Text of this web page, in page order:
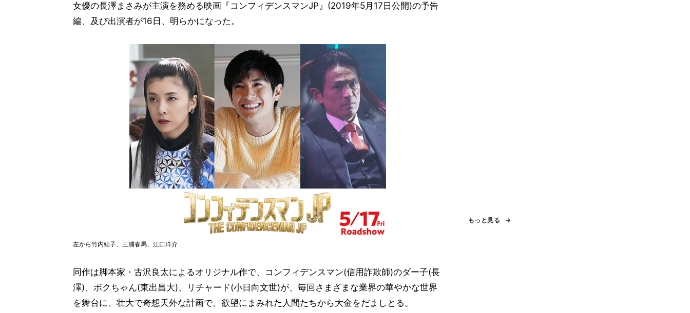
女優の長澤まさみが主演を務める映画『コンフィデンスマンJP』(2019年5月17日公開)の予告
編、及び出演者が16日、明らかになった。
左から竹内結子、三浦春馬、江口洋介
同作は脚本家・古沢良太によるオリジナル作で、コンフィデンスマン(信用詐欺師)のダー子(長
澤)、ボクちゃん(東出昌大)、リチャード(小日向文世)が、毎回さまざまな業界の華やかな世界
を舞台に、壮大で奇想天外な計画で、欲望にまみれた人間たちから大金をだましとる。
もっと見る